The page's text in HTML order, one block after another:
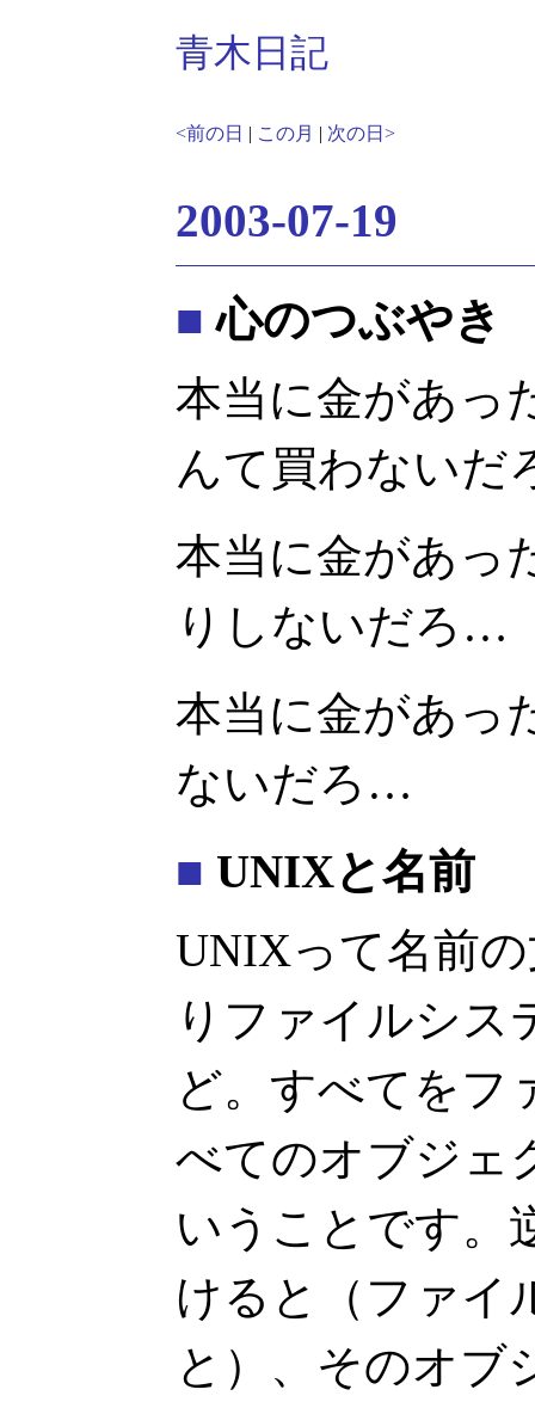
青木日記
<前の日 | この月 | 次の日>
2003-07-19
■ 心のつぶやき
本当に金があっ
んて買わない
本当に金があっ
りしないだろ…
本当に金があっ
ないだろ…
■ UNIXと名前
UNIXって名前
りファイルシス
ど。すべてをフ
べてのオブジェ
いうことです。
けると（ファイ
と）、そのオブ